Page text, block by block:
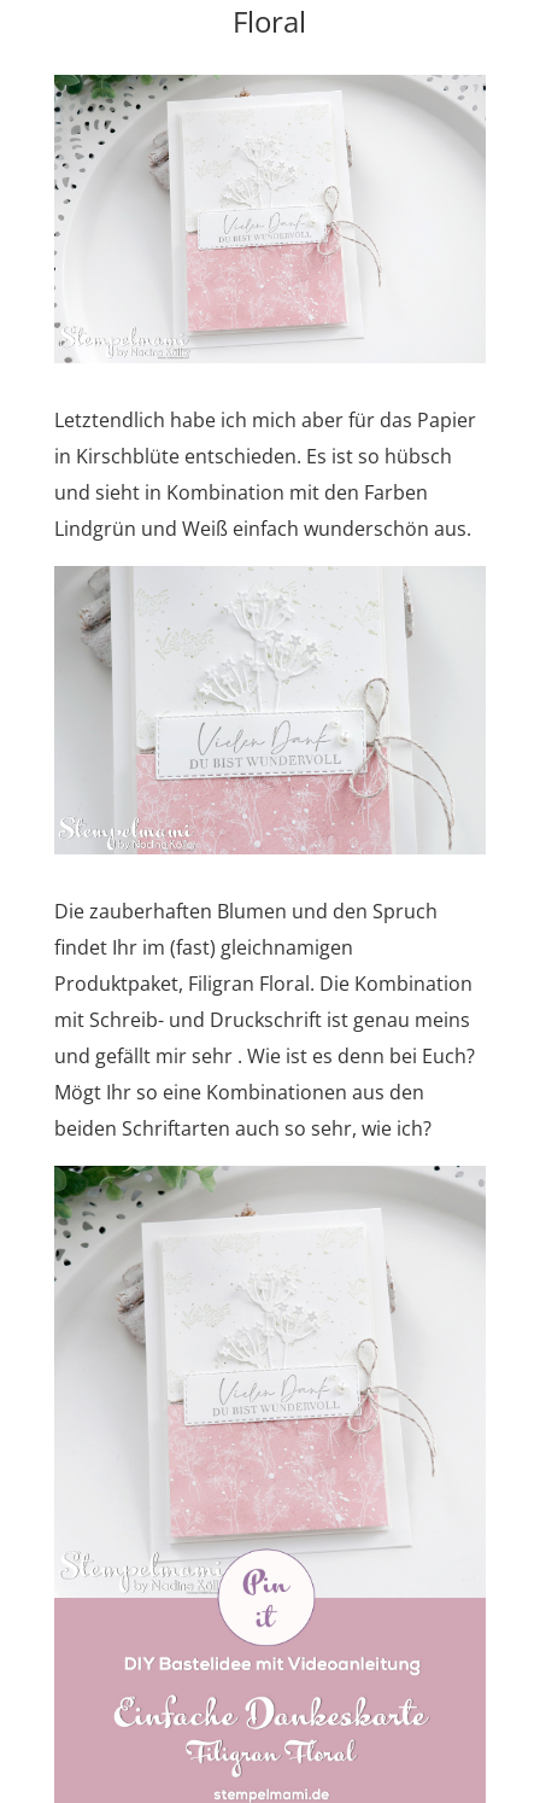
Floral
Letztendlich habe ich mich aber für das Papier
in Kirschblüte entschieden. Es ist so hübsch
und sieht in Kombination mit den Farben
Lindgrün und Weiß einfach wunderschön aus.
Die zauberhaften Blumen und den Spruch
findet Ihr im (fast) gleichnamigen
Produktpaket, Filigran Floral. Die Kombination
mit Schreib- und Druckschrift ist genau meins
und gefällt mir sehr . Wie ist es denn bei Euch?
Mögt Ihr so eine Kombinationen aus den
beiden Schriftarten auch so sehr, wie ich?